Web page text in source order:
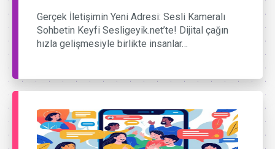
Gerçek İletişimin Yeni Adresi: Sesli Kameralı
Sohbetin Keyfi Sesligeyik.net’te! Dijital çağın
hızla gelişmesiyle birlikte insanlar…